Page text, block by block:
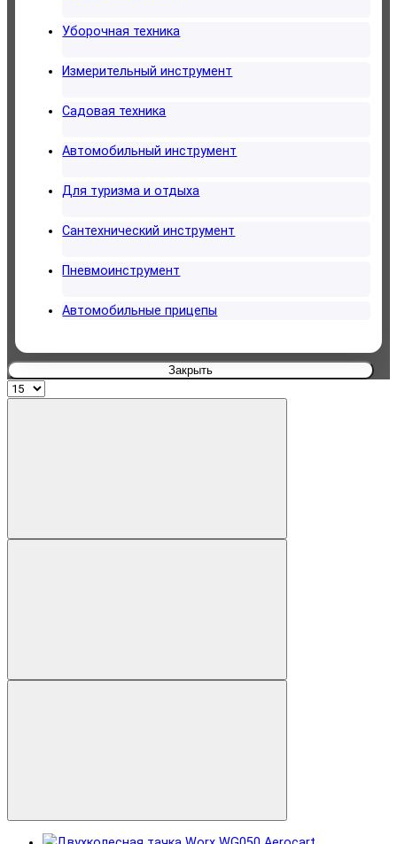
Уборочная техника
Измерительный инструмент
Садовая техника
Автомобильный инструмент
Для туризма и отдыха
Сантехнический инструмент
Пневмоинструмент
Автомобильные прицепы
Закрыть